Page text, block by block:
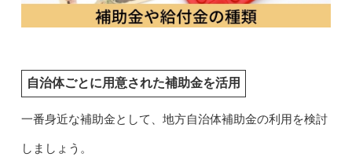
自治体ごとに用意された補助金を活用
一番身近な補助金として、地方自治体補助金の利用を検討
しましょう。